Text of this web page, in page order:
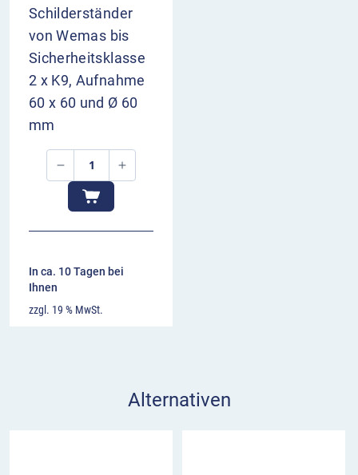
Schilderständer
von Wemas bis
Sicherheitsklasse
2 x K9, Aufnahme
60 x 60 und Ø 60
mm
In ca. 10 Tagen bei
Ihnen
zzgl. 19 % MwSt.
Alternativen